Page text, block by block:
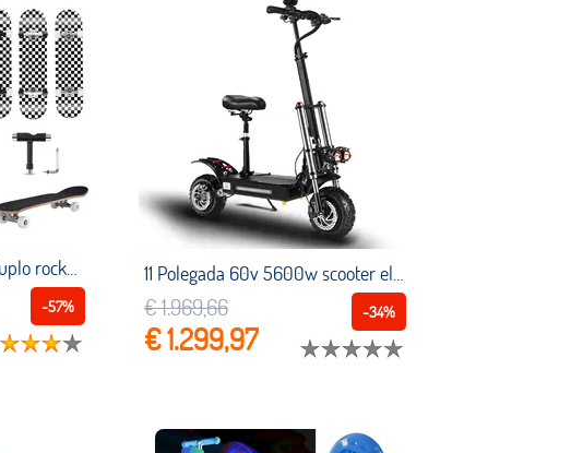
Skate crianças truque duplo rocker kick côncavo placa de skate completa mini cruiser longboard scooter
-57%
11 Polegada 60v 5600w scooter elétrico dobrável e scooter duplo motocicleta elétrica 60 85km/h longboard para boyueda s3
-34%
€ 1.969,66
€ 1.299,97